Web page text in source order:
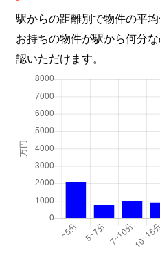
駅からの距離別で物件の平
お持ちの物件が駅から何分
認いただけます。